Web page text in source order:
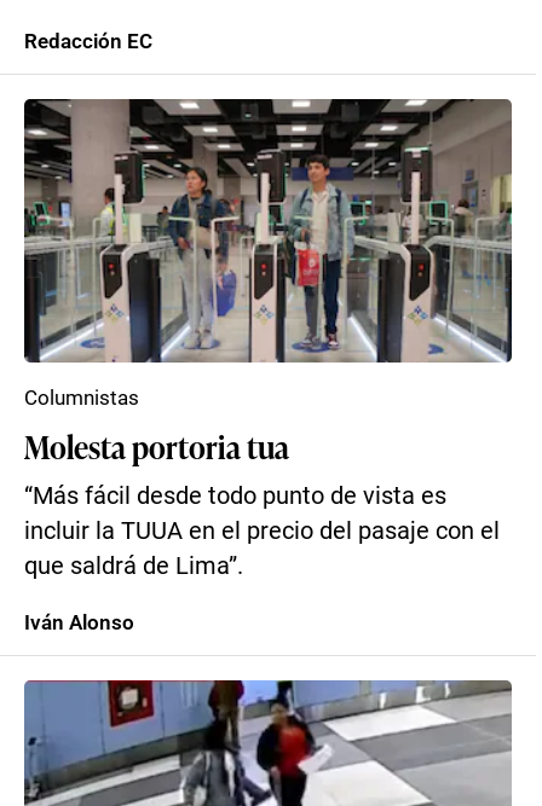
Redacción EC
Molesta portoria tua
“Más fácil desde todo punto de vista es
incluir la TUUA en el precio del pasaje con el
que saldrá de Lima”.
Columnistas
Iván Alonso